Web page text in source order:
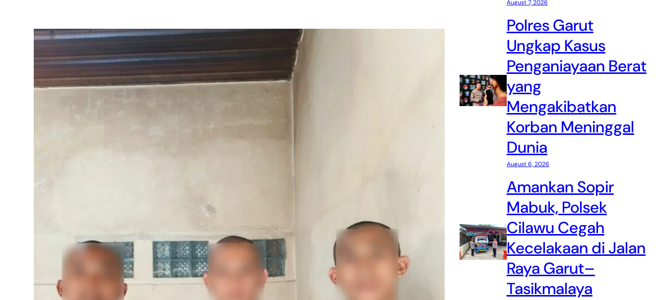
August 7, 2026
Polres Garut
Ungkap Kasus
Penganiayaan Berat
yang
Mengakibatkan
Korban Meninggal
Dunia
August 6, 2026
Amankan Sopir
Mabuk, Polsek
Cilawu Cegah
Kecelakaan di Jalan
Raya Garut–
Tasikmalaya